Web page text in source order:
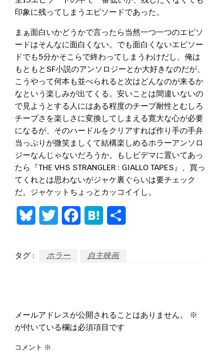
印象に残ってしまうエピソードであった。
まぁ面白いかどうかで言ったら当然一つ一つのエピソ
ードはそんなに面白くない。でも面白くないエピソー
ドでも5分かそこらで終わってしまうわけだし、俺は
もともとSF小説のアンソロジーとか大好きなのだが、
こうやって何本も並べられると次はどんなのが来るか
なという楽しみが出てくる。安いことは間違いないの
で見ようとする人にはある程度のチープ耐性とむしろ
チープさを楽しさに変換してしまえる寛大な心が必要
になるが、そのハードルをクリアすれば作り手の手弁
当っぷりが微笑ましくて結構楽しめるホラーアンソロ
ジーなんじゃないだろうか。もしビデマに置いてあっ
たら『THE VHS STRANGLER : GIALLO TAPES』、買っ
てくれとは思わないがジャケ裏ぐらいは要チェック
だ。ジャケットちょっとカッコイイし。
Bluesky Twitter FacebookHatena
タグ : ホラー 自主映画
メールアドレスが公開されることはありません。
※
が付いている欄は必須項目です
コメント ※